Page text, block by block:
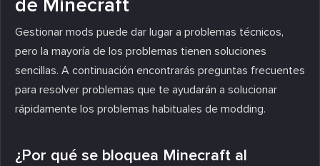
de Minecraft
Gestionar mods puede dar lugar a problemas técnicos,
pero la mayoría de los problemas tienen soluciones
sencillas. A continuación encontrarás preguntas frecuentes
para resolver problemas que te ayudarán a solucionar
rápidamente los problemas habituales de modding.
¿Por qué se bloquea Minecraft al